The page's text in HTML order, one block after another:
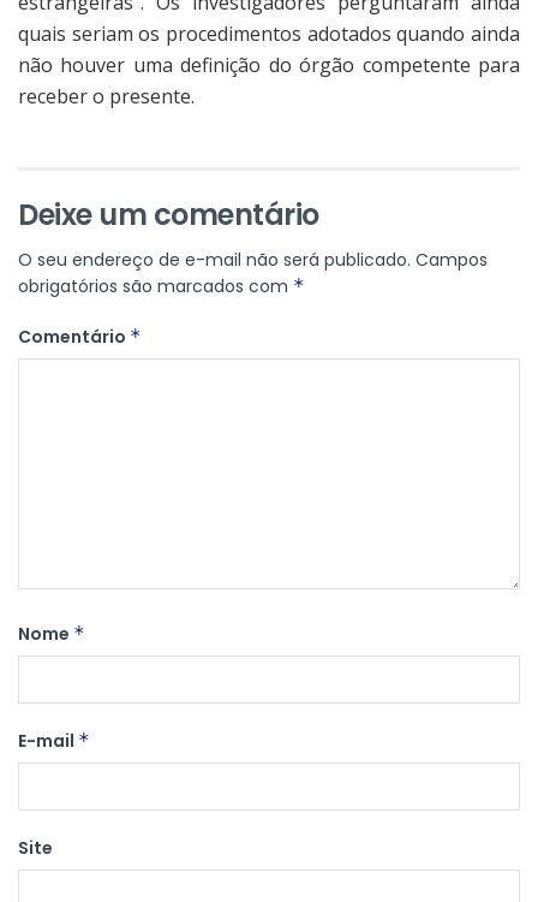
quais seriam os procedimentos adotados quando ainda
não houver uma definição do órgão competente para
receber o presente.
Deixe um comentário
O seu endereço de e-mail não será publicado. Campos
obrigatórios são marcados com *
Comentário *
Nome *
E-mail *
Site